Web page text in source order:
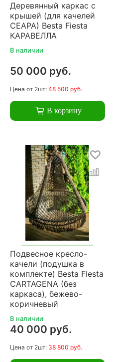
Деревянный каркас с
крышей (для качелей
СЕАРА) Besta Fiesta
КАРАВЕЛЛА
В наличии
50 000 руб.
Цена от 2шт: 48 500 руб.
В корзину
Подвесное кресло-
качели (подушка в
комплекте) Besta Fiesta
CARTAGENA (без
каркаса), бежево-
коричневый
В наличии
40 000 руб.
Цена от 2шт: 38 800 руб.